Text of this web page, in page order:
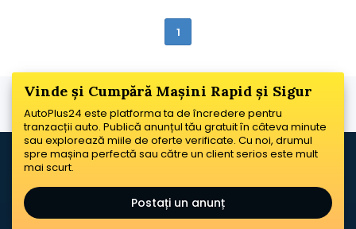
1
Vinde și Cumpără Mașini Rapid și Sigur
AutoPlus24 este platforma ta de încredere pentru
tranzacții auto. Publică anunțul tău gratuit în câteva minute
sau explorează miile de oferte verificate. Cu noi, drumul
spre mașina perfectă sau către un client serios este mult
mai scurt.
Postați un anunț